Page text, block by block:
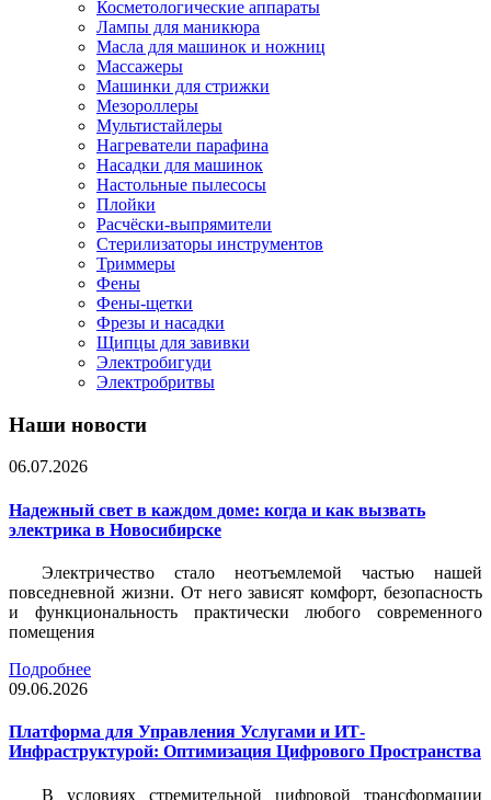
Косметологические аппараты
Лампы для маникюра
Масла для машинок и ножниц
Массажеры
Машинки для стрижки
Мезороллеры
Мультистайлеры
Нагреватели парафина
Насадки для машинок
Настольные пылесосы
Плойки
Расчёски-выпрямители
Стерилизаторы инструментов
Триммеры
Фены
Фены-щетки
Фрезы и насадки
Щипцы для завивки
Электробигуди
Электробритвы
Наши новости
06.07.2026
Надежный свет в каждом доме: когда и как вызвать
электрика в Новосибирске
Электричество стало неотъемлемой частью нашей
повседневной жизни. От него зависят комфорт, безопасность
и функциональность практически любого современного
помещения
Подробнее
09.06.2026
Платформа для Управления Услугами и ИТ-
Инфраструктурой: Оптимизация Цифрового Пространства
В условиях стремительной цифровой трансформации